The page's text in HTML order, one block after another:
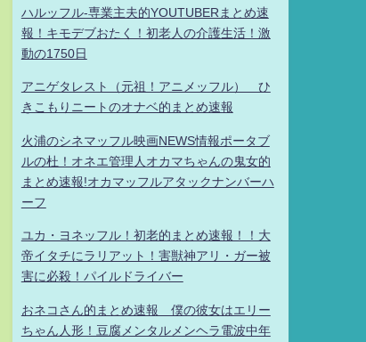
ハルッフル-専業主夫的YOUTUBERまとめ速
報！キモデブおたく！初老人の介護生活！激
動の1750日
アニゲタレスト（元祖！アニメッフル） ひ
きこもりニートのオナベ的まとめ速報
火浦のシネマッフル映画NEWS情報ポータブ
ルの杜！オネエ管理人オカマちゃんの鬼女的
まとめ速報!オカマッフルアタックナンバーハ
ーフ
ユカ・ヨネッフル！初老的まとめ速報！！大
帝イタチにラリアット！害獣神アリ・ガー被
害に必殺！パイルドライバー
おネコさん的まとめ速報 僕の彼女はエリー
ちゃん人形！豆腐メンタルメンヘラ電波中年